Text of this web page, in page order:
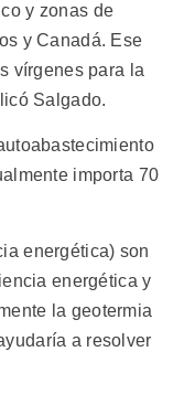
y zonas de
y Canadá. Ese
vírgenes para la
Salgado.
importa 70
energética) son
energética y
la geotermia
a resolver